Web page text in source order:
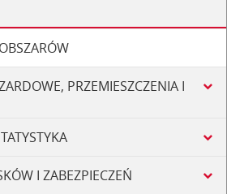
PRZEMIESZCZENIA I
I ZABEZPIECZEŃ